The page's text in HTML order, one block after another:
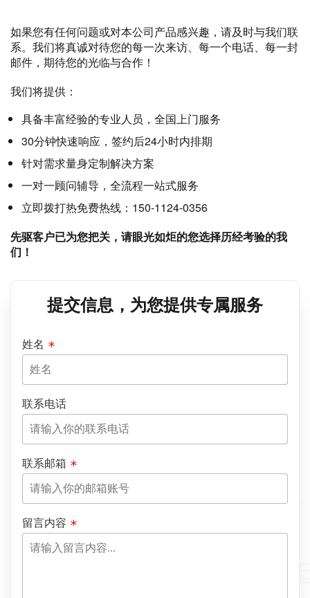
如果您有任何问题或对本公司产品感兴趣，请及时与我们联
系。我们将真诚对待您的每一次来访、每一个电话、每一封
邮件，期待您的光临与合作！
我们将提供：
具备丰富经验的专业人员，全国上门服务
30分钟快速响应，签约后24小时内排期
针对需求量身定制解决方案
一对一顾问辅导，全流程一站式服务
立即拨打热免费热线：150-1124-0356
先驱客户已为您把关，请眼光如炬的您选择历经考验的我
们！
提交信息，为您提供专属服务
姓名
联系电话
联系邮箱
留言内容